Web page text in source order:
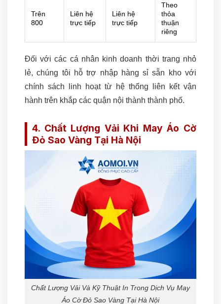
Trên
800
Liên hệ
trực tiếp
Liên hệ
trực tiếp
Theo
thỏa
thuận
riêng
Đối với các cá nhân kinh doanh thời trang nhỏ
lẻ, chúng tôi hỗ trợ nhập hàng sỉ sẵn kho với
chính sách linh hoạt từ hệ thống liên kết vận
hành trên khắp các quận nội thành thành phố.
4. Chất Lượng Vải Khi May Áo Cờ
Đỏ Sao Vàng Tại Hà Nội
Chất Lượng Vải Và Kỹ Thuật In Trong Dịch Vụ May
Áo Cờ Đỏ Sao Vàng Tại Hà Nội